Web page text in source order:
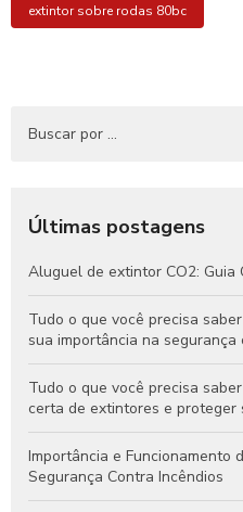
extintor sobre rodas 80bc
Últimas postagens
Aluguel de extintor CO2: Guia
Tudo o que você precisa
sua importância na segurança
Tudo o que você precisa
certa de extintores e proteger
Importância e Funcionamento
Segurança Contra Incêndios